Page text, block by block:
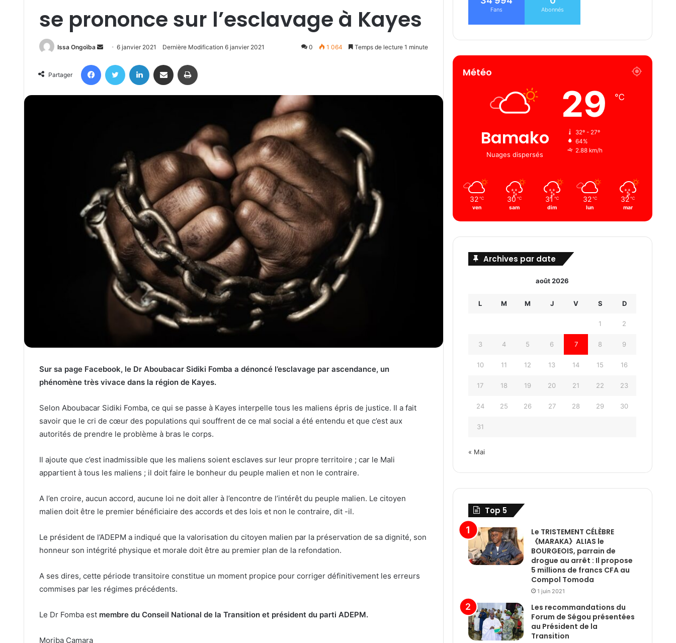
se prononce sur l’esclavage à Kayes
Issa Ongoïba
Send
email
6 janvier 2021 Dernière Modification 6 janvier 2021 0 1 064 Temps de lecture 1 minute
Partager
FacebookTwitter Linkedin Partager par email
Sur sa page Facebook, le Dr Aboubacar Sidiki Fomba a dénoncé l’esclavage par ascendance, un
phénomène très vivace dans la région de Kayes.
Selon Aboubacar Sidiki Fomba, ce qui se passe à Kayes interpelle tous les maliens épris de justice. Il a fait
savoir que le cri de cœur des populations qui souffrent de ce mal social a été entendu et que c’est aux
autorités de prendre le problème à bras le corps.
Il ajoute que c’est inadmissible que les maliens soient esclaves sur leur propre territoire ; car le Mali
appartient à tous les maliens ; il doit faire le bonheur du peuple malien et non le contraire.
A l’en croire, aucun accord, aucune loi ne doit aller à l’encontre de l’intérêt du peuple malien. Le citoyen
malien doit être le premier bénéficiaire des accords et des lois et non le contraire, dit -il.
Le président de l’ADEPM a indiqué que la valorisation du citoyen malien par la préservation de sa dignité, son
honneur son intégrité physique et morale doit être au premier plan de la refondation.
A ses dires, cette période transitoire constitue un moment propice pour corriger définitivement les erreurs
commises par les régimes précédents.
Le Dr Fomba est membre du Conseil National de la Transition et président du parti ADEPM.
Moriba Camara
Fans Abonnés
Météo
Bamako
Nuages ​​dispersés
29 ℃
32º - 27º
64%
2.88 km/h
32 ℃
ven
30 ℃
sam
31 ℃
dim
32 ℃
lun
32 ℃
mar
Archives par date
août 2026
L M M J V S D
1 2
3 4 5 6 7 8 9
10 11 12 13 14 15 16
17 18 19 20 21 22 23
24 25 26 27 28 29 30
31
« Mai
Top 5
Le TRISTEMENT CÉLÈBRE
《MARAKA》ALIAS le
BOURGEOIS, parrain de
drogue au arrêt : Il propose
5 millions de francs CFA au
Compol Tomoda
1 juin 2021
Les recommandations du
Forum de Ségou présentées
au Président de la
Transition